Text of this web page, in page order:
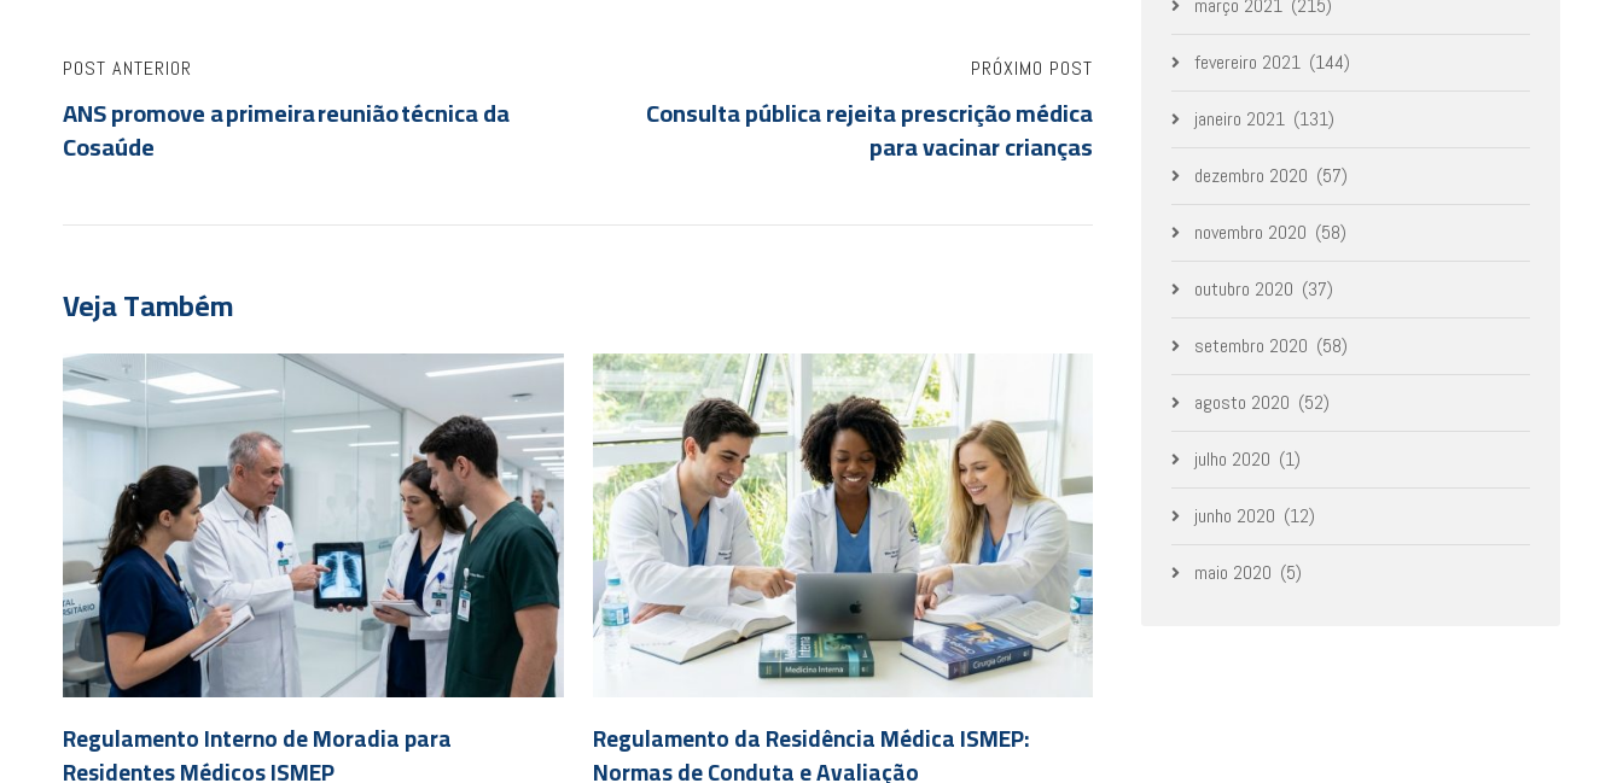
POST ANTERIOR
ANS promove a primeira reunião técnica da
Cosaúde
PRÓXIMO POST
Consulta pública rejeita prescrição médica
para vacinar crianças
Veja Também
Regulamento Interno de Moradia para
Residentes Médicos ISMEP
Regulamento da Residência Médica ISMEP:
Normas de Conduta e Avaliação
março 2021 (215)
fevereiro 2021 (144)
janeiro 2021 (131)
dezembro 2020 (57)
novembro 2020 (58)
outubro 2020 (37)
setembro 2020 (58)
agosto 2020 (52)
julho 2020 (1)
junho 2020 (12)
maio 2020 (5)